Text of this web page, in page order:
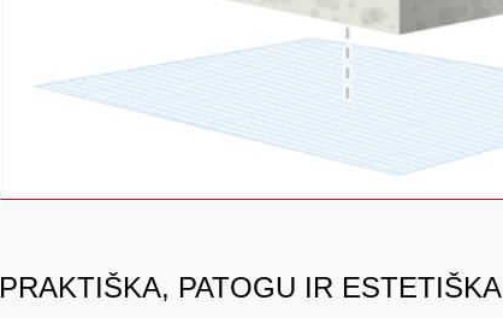
PRAKTIŠKA, PATOGU IR ESTETIŠKA